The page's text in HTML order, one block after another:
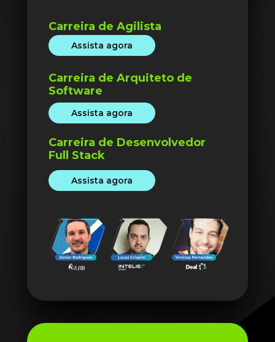
Carreira de Agilista
Carreira de Arquiteto de
Software
Carreira de Desenvolvedor
Full Stack
Assista agora
Assista agora
Assista agora